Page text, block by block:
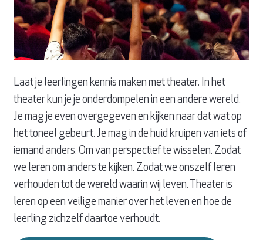
Laat je leerlingen kennis maken met theater. In het
theater kun je je onderdompelen in een andere wereld.
Je mag je even overgegeven en kijken naar dat wat op
het toneel gebeurt. Je mag in de huid kruipen van iets of
iemand anders. Om van perspectief te wisselen. Zodat
we leren om anders te kijken. Zodat we onszelf leren
verhouden tot de wereld waarin wij leven. Theater is
leren op een veilige manier over het leven en hoe de
leerling zichzelf daartoe verhoudt.